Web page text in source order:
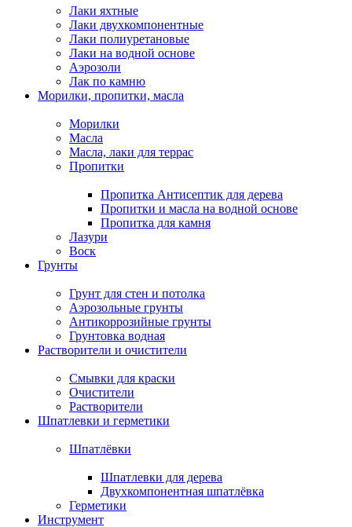
Лаки яхтные
Лаки двухкомпонентные
Лаки полиуретановые
Лаки на водной основе
Аэрозоли
Лак по камню
Морилки, пропитки, масла
Морилки
Масла
Масла, лаки для террас
Пропитки
Пропитка Антисептик для дерева
Пропитки и масла на водной основе
Пропитка для камня
Лазури
Воск
Грунты
Грунт для стен и потолка
Аэрозольные грунты
Антикоррозийные грунты
Грунтовка водная
Растворители и очистители
Смывки для краски
Очистители
Растворители
Шпатлевки и герметики
Шпатлёвки
Шпатлевки для дерева
Двухкомпонентная шпатлёвка
Герметики
Инструмент